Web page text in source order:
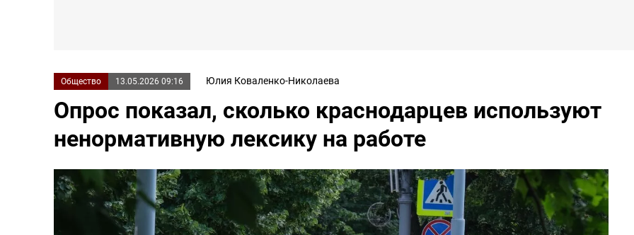
Общество 13.05.2026 09:16 Юлия Коваленко-Николаева
Опрос показал, сколько краснодарцев используют
ненормативную лексику на работе